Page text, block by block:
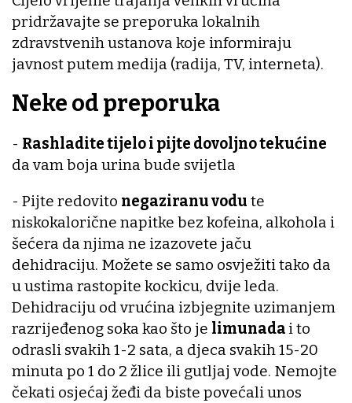
pridržavajte se preporuka lokalnih
zdravstvenih ustanova koje informiraju
javnost putem medija (radija, TV, interneta).
Neke od preporuka
- Rashladite tijelo i pijte dovoljno tekućine
da vam boja urina bude svijetla
- Pijte redovito negaziranu vodu te
niskokalorične napitke bez kofeina, alkohola i
šećera da njima ne izazovete jaču
dehidraciju. Možete se samo osvježiti tako da
u ustima rastopite kockicu, dvije leda.
Dehidraciju od vrućina izbjegnite uzimanjem
razrijeđenog soka kao što je limunadai to
odrasli svakih 1-2 sata, a djeca svakih 15-20
minuta po 1 do 2 žlice ili gutljaj vode. Nemojte
čekati osjećaj žeđi da biste povećali unos